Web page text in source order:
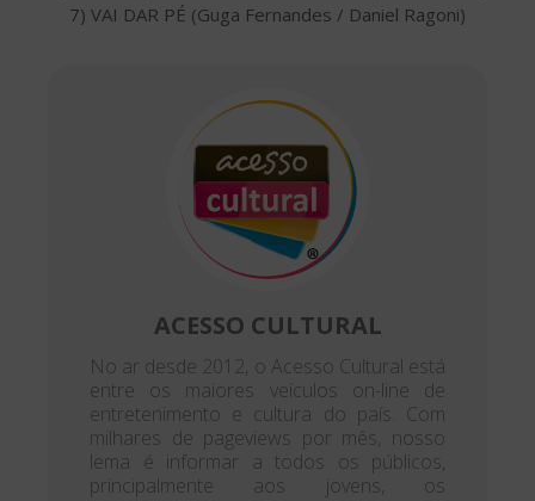
7) VAI DAR PÉ (Guga Fernandes / Daniel Ragoni)
ACESSO CULTURAL
No ar desde 2012, o Acesso Cultural está
entre os maiores veículos on-line de
entretenimento e cultura do país. Com
milhares de pageviews por mês, nosso
lema é informar a todos os públicos,
principalmente aos jovens, os